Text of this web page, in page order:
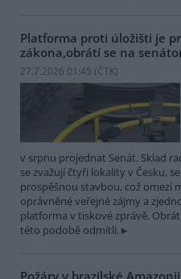
Platforma proti úložišti je
zákona,obrátí se na
27.7.2026 01:45 (ČTK)
v srpnu projednat Senát. Sklad
se zvažují čtyři lokality v Česku,
prospěšnou stavbou, což omezí
oprávněné veřejné zájmy a
platforma v tiskové zprávě.
této podobě odmítli.